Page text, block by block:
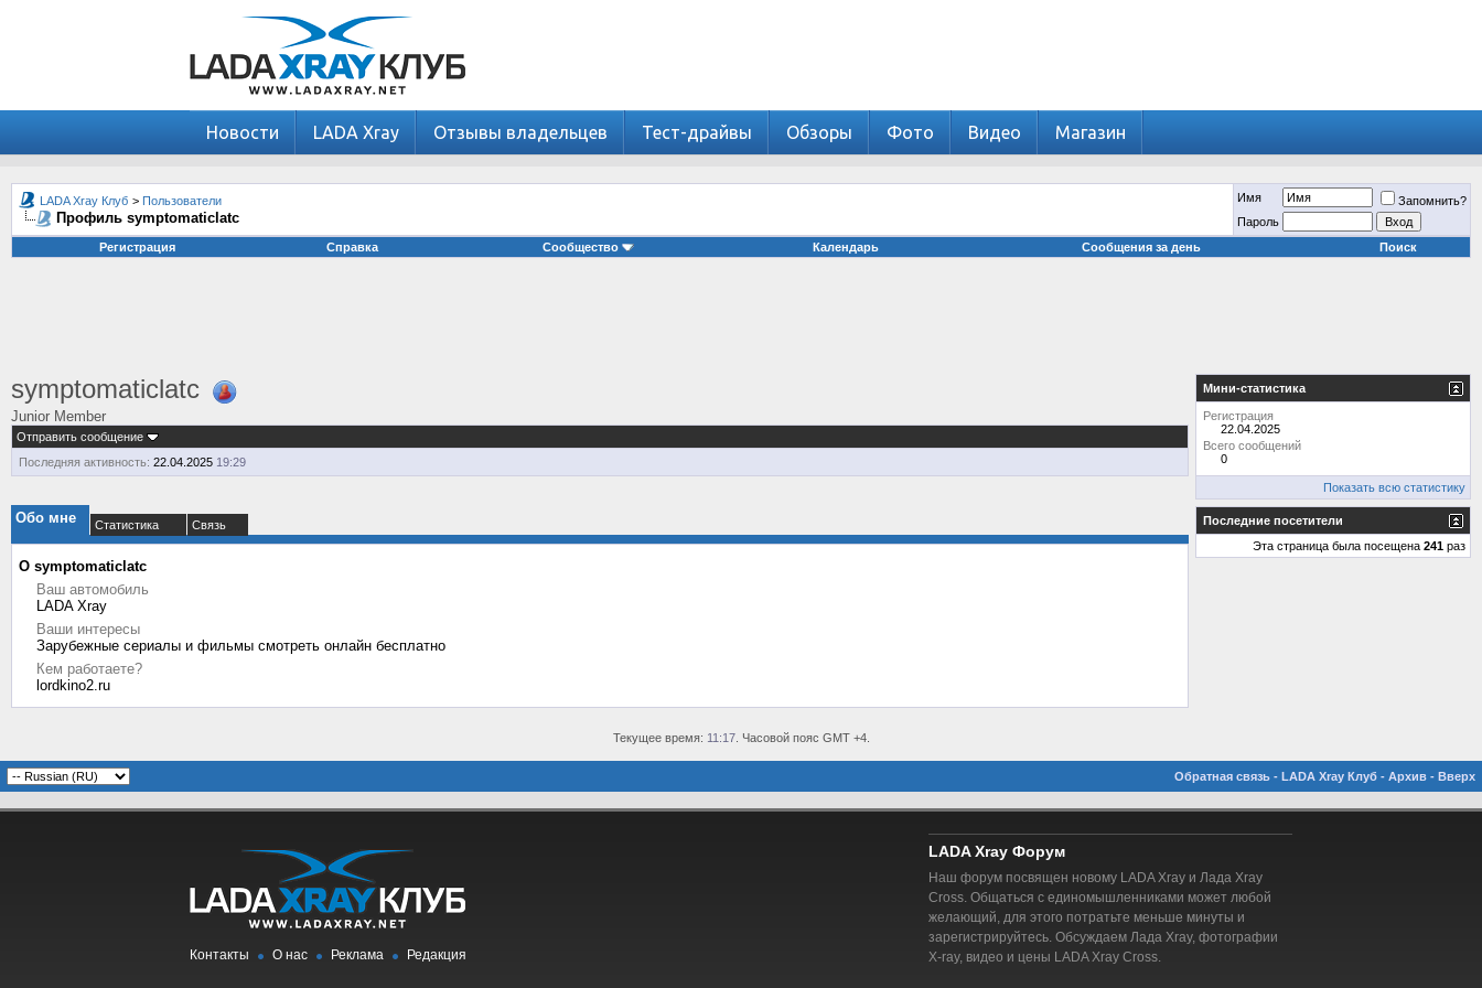
Новости LADA Xray Отзывы владельцев Тест-драйвы Обзоры Фото Видео Магазин
LADA Xray Клуб > Пользователи
Профиль symptomaticlatc
Имя
Запомнить?
Пароль
Регистрация
Справка Сообщество Календарь Сообщения за день Поиск
symptomaticlatc
Junior Member
Отправить сообщение
Последняя активность: 22.04.2025 19:29
Обо мне Статистика Связь
О symptomaticlatc
Ваш автомобиль
LADA Xray
Ваши интересы
Зарубежные сериалы и фильмы смотреть онлайн бесплатно
Кем работаете?
lordkino2.ru
Мини-статистика
Регистрация
22.04.2025
Всего сообщений
0
Показать всю статистику
Последние посетители
Эта страница была посещена 241 раз
Текущее время: 11:17. Часовой пояс GMT +4.
Обратная связь - LADA Xray Клуб - Архив - Вверх
Контакты О нас Реклама Редакция
LADA Xray Форум
Наш форум посвящен новому LADA Xray и Лада Xray
Cross. Общаться с единомышленниками может любой
желающий, для этого потратьте меньше минуты и
зарегистрируйтесь. Обсуждаем Лада Xray, фотографии
X-ray, видео и цены LADA Xray Cross.